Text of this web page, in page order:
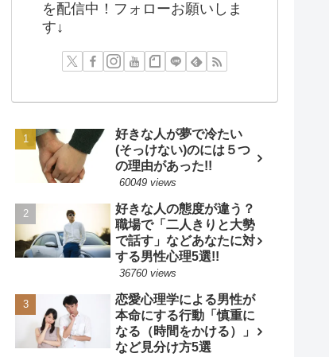
を配信中！フォローお願いしま
す↓
好きな人が夢で冷たい
(そっけない)のには５つ
の理由があった!!
60049 views
好きな人の態度が違う？
職場で「二人きりと大勢
で話す」などあなたに対
する男性心理5選!!
36760 views
恋愛心理学による男性が
本命にする行動「慎重に
なる（時間をかける）」
など見分け方5選